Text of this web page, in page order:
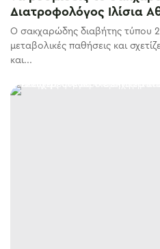
Διατροφολόγος Ιλίσια
Ο σακχαρώδης διαβήτης τύπου 2
μεταβολικές παθήσεις και
και...